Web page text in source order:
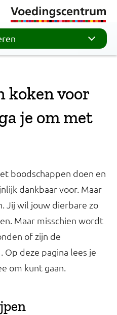
koken voor
je om met
boodschappen doen en
dankbaar voor. Maar
Jij wil jouw dierbare zo
Maar misschien wordt
of zijn de
deze pagina lees je
om kunt gaan.